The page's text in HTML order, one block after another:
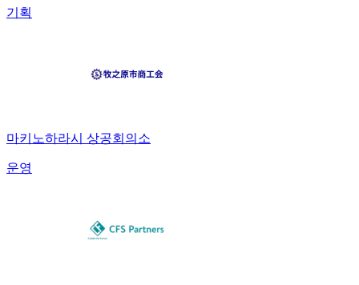
기획
마키노하라시 상공회의소
운영